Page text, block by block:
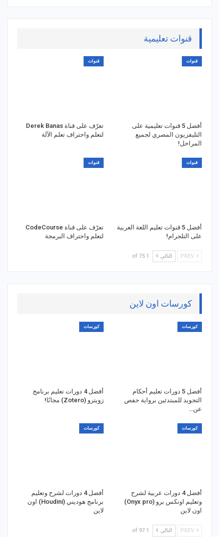
قنوات تعليمية
قنوات
أفضل 5 قنوات تعليمية على
التليفزيون المصري لجميع
المراحل!
قنوات
تعرّف على قناة Derek Banas
لتعلم واحتراف تعلم الآلة
قنوات
أفضل 5 قنوات تعليم اللغة العربية
على التلجرام!
قنوات
تعرّف على قناة CodeCourse
لتعلم واحتراف البرمجة
التالي 1 of 75
كورسات اون لاين
كورسات
أفضل 5 دورات تعليم أحكام
التجويد للمبتدئين برواية حفص
عن…
كورسات
أفضل 4 دورات تعليم برنامج
زويترو (Zotero) مجانًا!
كورسات
أفضل 4 دورات عربية لشرح
وتعليم اونكس برو (Onyx pro)
اون لاين
كورسات
أفضل 4 دورات لشرح وتعليم
برنامج هوديني (Houdini) اون
لاين
التالي 1 of 97